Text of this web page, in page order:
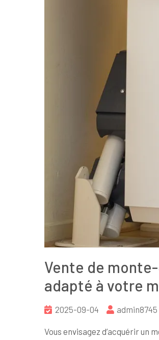
Vente de
adapté à votre
2025-09-04 admin8745
Vous envisagez d’acquérir